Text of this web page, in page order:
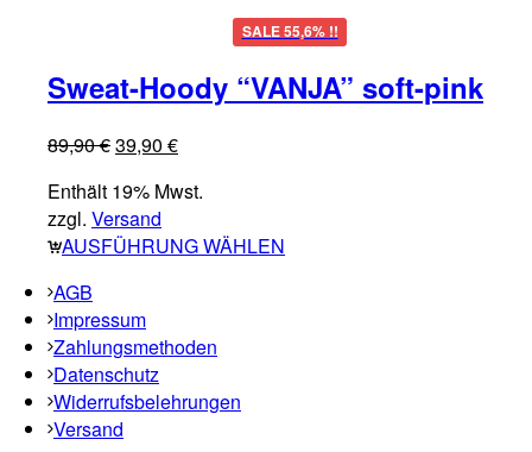
SALE 55,6% !!
Sweat-Hoody “VANJA” soft-pink
89,90€39,90 €
Enthält 19% Mwst.
zzgl. Versand
AUSFÜHRUNG WÄHLEN
AGB
Impressum
Zahlungsmethoden
Datenschutz
Widerrufsbelehrungen
Versand